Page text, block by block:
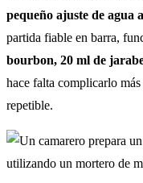
pequeño ajuste de agua
partida fiable en barra,
bourbon, 20 ml de
hace falta complicarlo
repetible.